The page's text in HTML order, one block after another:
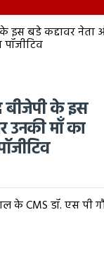
बीजेपी के इस
उनकी माँ का